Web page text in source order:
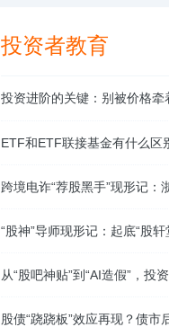
投资者教育
投资进阶的关键：别被价格牵
ETF和ETF联接基金有什么区
跨境电诈“荐股黑手”现形记：
“股神”导师现形记：起底“股
从“股吧神贴”到“AI造假”，投
股债“跷跷板”效应再现？债市